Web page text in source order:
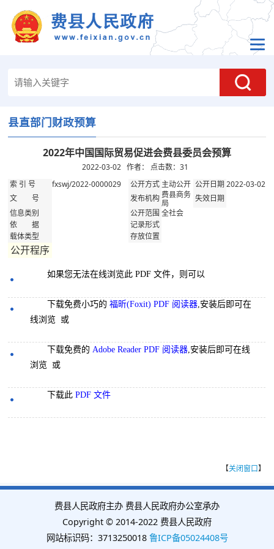
县直部门财政预算
2022年中国国际贸易促进会费县委员会预算
2022-03-02 作者： 点击数： 31
索 引 号 fxswj/2022-0000029 公开方式 主动公开 公开日期2022-03-02
文 号 发布机构费县商务
局
失效日期
信息类别
公开范围全社会
依 据
记录形式
载体类型
存放位置
公开程序
如果您无法在线浏览此 PDF 文件，则可以
下载免费小巧的福昕(Foxit) PDF 阅读器,安装后即可在
线浏览 或
下载免费的 Adobe Reader PDF 阅读器 ,安装后即可在线
浏览 或
下载此PDF 文件
【关闭窗口】
费县人民政府主办 费县人民政府办公室承办
Copyright © 2014-2022 费县人民政府
网站标识码：3713250018 鲁ICP备05024408号